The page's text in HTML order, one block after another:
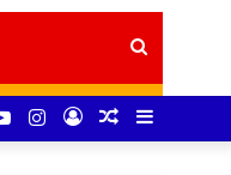
Search
forSidebar
Random
Log
Instagram
YouTube